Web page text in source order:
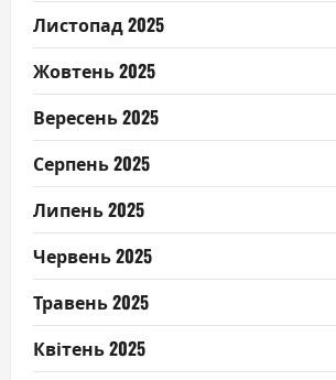
Листопад 2025
Жовтень 2025
Вересень 2025
Серпень 2025
Липень 2025
Червень 2025
Травень 2025
Квітень 2025